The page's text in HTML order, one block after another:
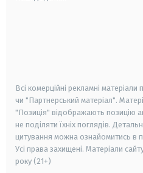
Всі комерційні рекламні
чи "Партнерський матеріал".
"Позиція" відображають позицію
не поділяти їхніх поглядів.
цитування можна ознайомитись в
Усі права захищені. Матеріали
року (21+)